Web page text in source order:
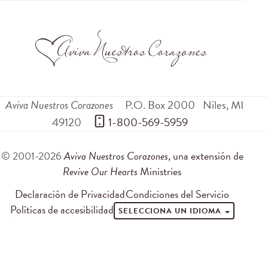
Aviva Nuestros Corazones P.O. Box 2000 Niles,MI
49120
1-800-569-5959
© 2001-2026Aviva Nuestros Corazones, una extensión de
Revive Our Hearts Ministries
Declaración de PrivacidadCondiciones del Servicio
Políticas de accesibilidad SELECCIONA UN IDIOMA